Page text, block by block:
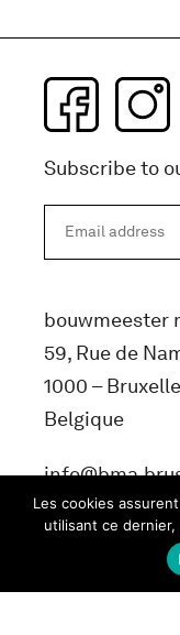
Subscribe to
bouwmeester
59, Rue de
1000 –
Belgique
Les cookies
utilisant ce